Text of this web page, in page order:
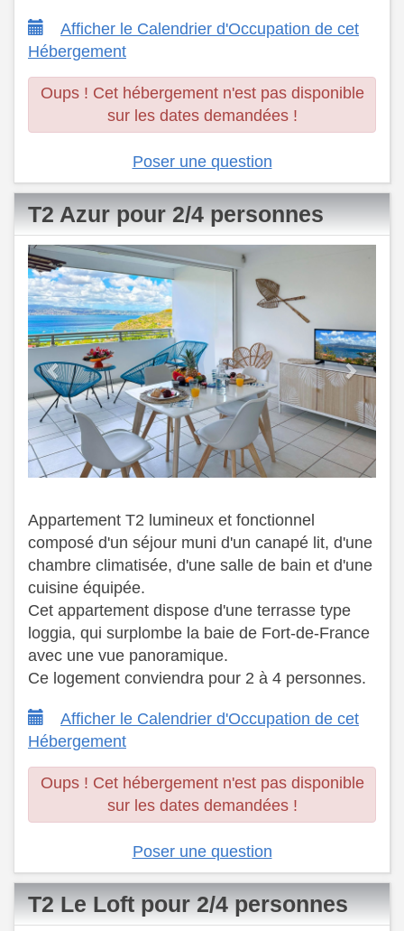
Afficher le Calendrier d'Occupation de cet
Hébergement
Oups ! Cet hébergement n'est pas disponible
sur les dates demandées !
Poser une question
T2 Azur pour 2/4 personnes
Previous
Appartement T2 lumineux et fonctionnel
composé d'un séjour muni d'un canapé lit, d'une
chambre climatisée, d'une salle de bain et d'une
cuisine équipée.
​ Cet appartement dispose d'une terrasse type
loggia, qui surplombe la baie de Fort-de-France
avec une vue panoramique.
​ Ce logement conviendra pour 2 à 4 personnes.
Afficher le Calendrier d'Occupation de cet
Hébergement
Oups ! Cet hébergement n'est pas disponible
sur les dates demandées !
Poser une question
T2 Le Loft pour 2/4 personnes